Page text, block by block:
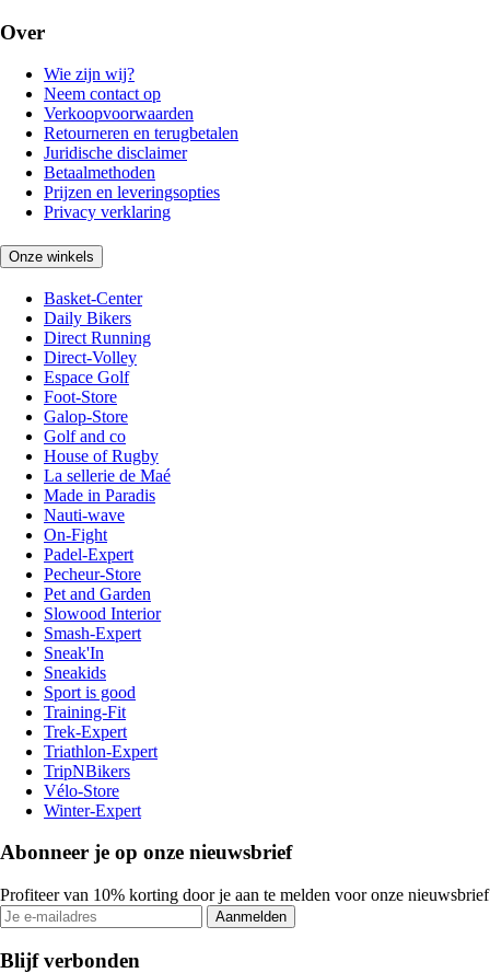
Over
Wie zijn wij?
Neem contact op
Verkoopvoorwaarden
Retourneren en terugbetalen
Juridische disclaimer
Betaalmethoden
Prijzen en leveringsopties
Privacy verklaring
Onze winkels
Basket-Center
Daily Bikers
Direct Running
Direct-Volley
Espace Golf
Foot-Store
Galop-Store
Golf and co
House of Rugby
La sellerie de Maé
Made in Paradis
Nauti-wave
On-Fight
Padel-Expert
Pecheur-Store
Pet and Garden
Slowood Interior
Smash-Expert
Sneak'In
Sneakids
Sport is good
Training-Fit
Trek-Expert
Triathlon-Expert
TripNBikers
Vélo-Store
Winter-Expert
Abonneer je op onze nieuwsbrief
Profiteer van 10% korting door je aan te melden voor onze nieuwsbrief
Aanmelden
Blijf verbonden